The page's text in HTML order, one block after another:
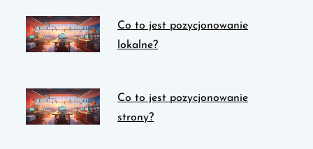
Co to jest pozycjonowanie
lokalne?
Co to jest pozycjonowanie
strony?